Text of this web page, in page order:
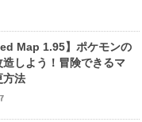
Map 1.95】ポケモンの
造しよう！冒険できるマ
方法